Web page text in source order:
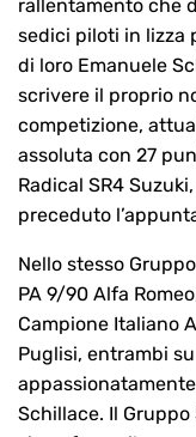
rallentamento che
sedici piloti in lizza
di loro Emanuele
scrivere il proprio
competizione,
assoluta con 27
Radical SR4
preceduto
Nello stesso
PA 9/90 Alfa
Campione Italiano
Puglisi, entrambi
Schillace. Il